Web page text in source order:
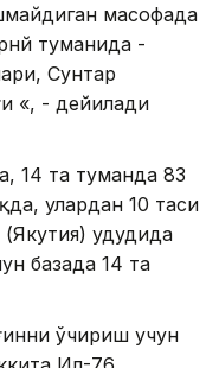
масофада
туманида -
Сунтар
«, - дейилади
14 та туманда 83
улардан 10 таси
ҳудудида
базада 14 та
ўчириш учун